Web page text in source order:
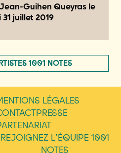
Guihen Queyras le
juillet 2019
1001 NOTES
LÉGALES
PRESSE
REJOIGNEZ L’ÉQUIPE 1001
NOTES